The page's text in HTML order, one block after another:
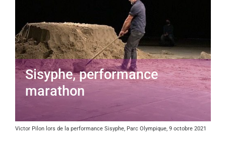
Sisyphe, performance
marathon
Victor Pilon lors de la performance Sisyphe, Parc Olympique, 9 octobre 2021